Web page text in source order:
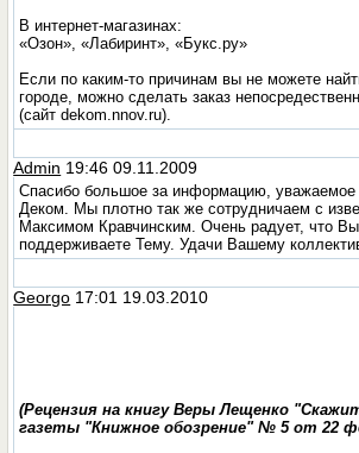
В интернет-магазинах:
«Озон», «Лабиринт», «Букс.ру»
Если по каким-то причинам вы не можете
городе, можно сделать заказ
(сайт dekom.nnov.ru).
Admin 19:46 09.11.2009
Спасибо большое за информацию, уважаемое
Деком. Мы плотно так же сотрудничаем с
Максимом Кравчинским. Очень радует, что
поддерживаете Тему. Удачи Вашему
Georgo 17:01 19.03.2010
(Рецензия на книгу Веры Лещенко
газеты "Книжное обозрение" № 5 от 22